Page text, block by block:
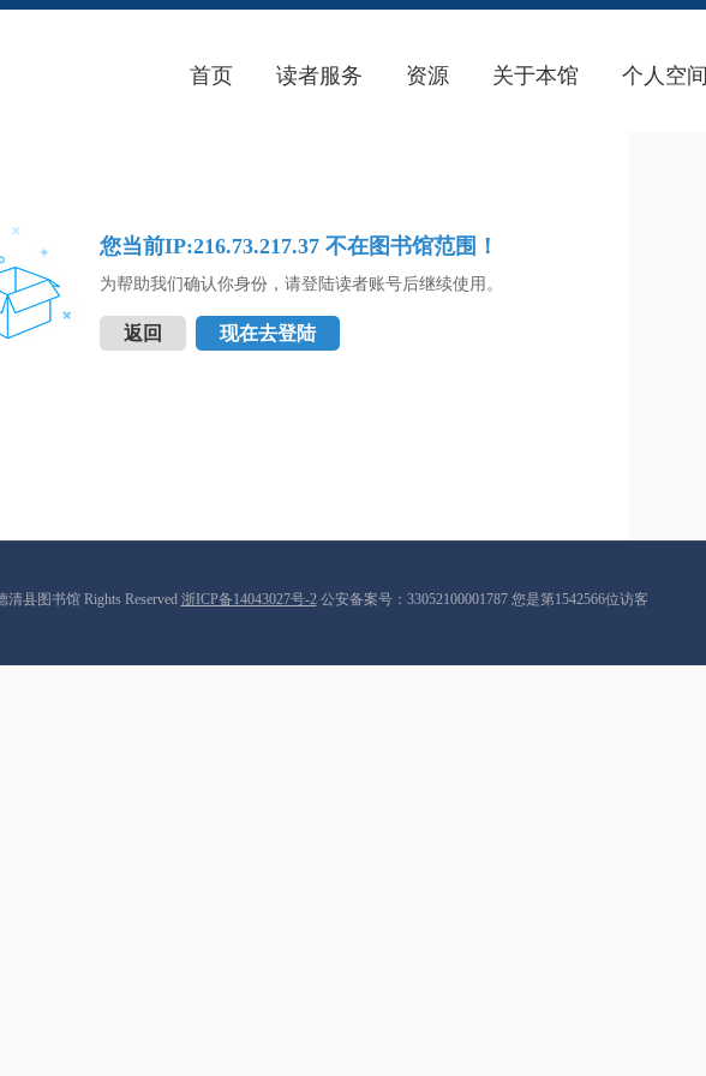
首页 读者服务 资源 关于本馆 个人空间
您当前IP:216.73.217.37 不在图书馆范围！
为帮助我们确认你身份，请登陆读者账号后继续使用。
返回 现在去登陆
清县图书馆 Rights Reserved 浙ICP备14043027号-2公安备案号：33052100001787 您是第1542566位访客